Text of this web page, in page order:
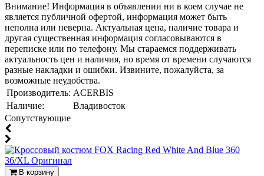
Внимание! Информация в объявлении ни в коем случае не
является публичной офертой, информация может быть
неполна или неверна. Актуальная цена, наличие товара и
другая существенная информация согласовываются в
переписке или по телефону. Мы стараемся поддерживать
актуальность цен и наличия, но время от времени случаются
разные накладки и ошибки. Извините, пожалуйста, за
возможные неудобства.
Производитель: ACERBIS
Наличие:
Владивосток
Cопутствующие
В корзину